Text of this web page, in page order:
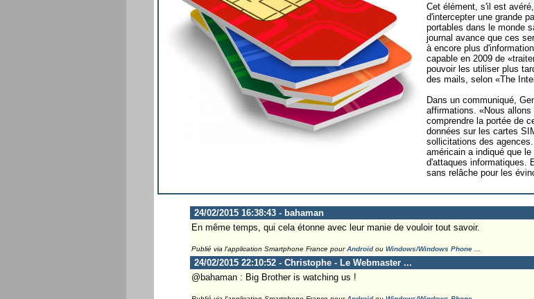
Cet élément, s'il est
d'intercepter une grande
portables dans le monde
journal avance que ces
à encore plus
capable en 2009 de
pouvoir les utiliser plus
des mails, selon «The
Dans un communiqué,
affirmations. «Nous
comprendre la portée de
données sur les cartes
sollicitations des
américain a indiqué que
d'attaques informatiques.
sans relâche pour les
24/02/2015 16:38:43 - bahaman
En même temps, qui cela étonne avec leur manie de vouloir tout savoir.
Publié via l'application Smartphone France pourAndroidou Windows/Windows Phone...
24/02/2015 22:10:52 - Christophe - Le Webmaster ...
@bahaman : Big Brother is watching us !